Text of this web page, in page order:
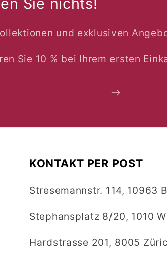
und exklusiven
Sie 10 % bei Ihrem ersten
KONTAKT PER POST
Stresemannstr. 114, 10963
Stephansplatz 8/20, 1010
Hardstrasse 201, 8005